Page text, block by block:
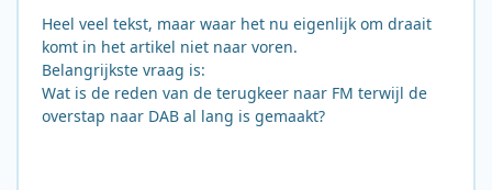
Heel veel tekst, maar waar het nu eigenlijk om draait
komt in het artikel niet naar voren.
Belangrijkste vraag is:
Wat is de reden van de terugkeer naar FM terwijl de
overstap naar DAB al lang is gemaakt?